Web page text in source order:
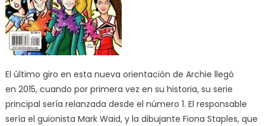
El último giro en esta nueva orientación de Archie llegó
en 2015, cuando por primera vez en su historia, su serie
principal sería relanzada desde el número 1. El responsable
sería el guionista Mark Waid, y la dibujante Fiona Staples, que